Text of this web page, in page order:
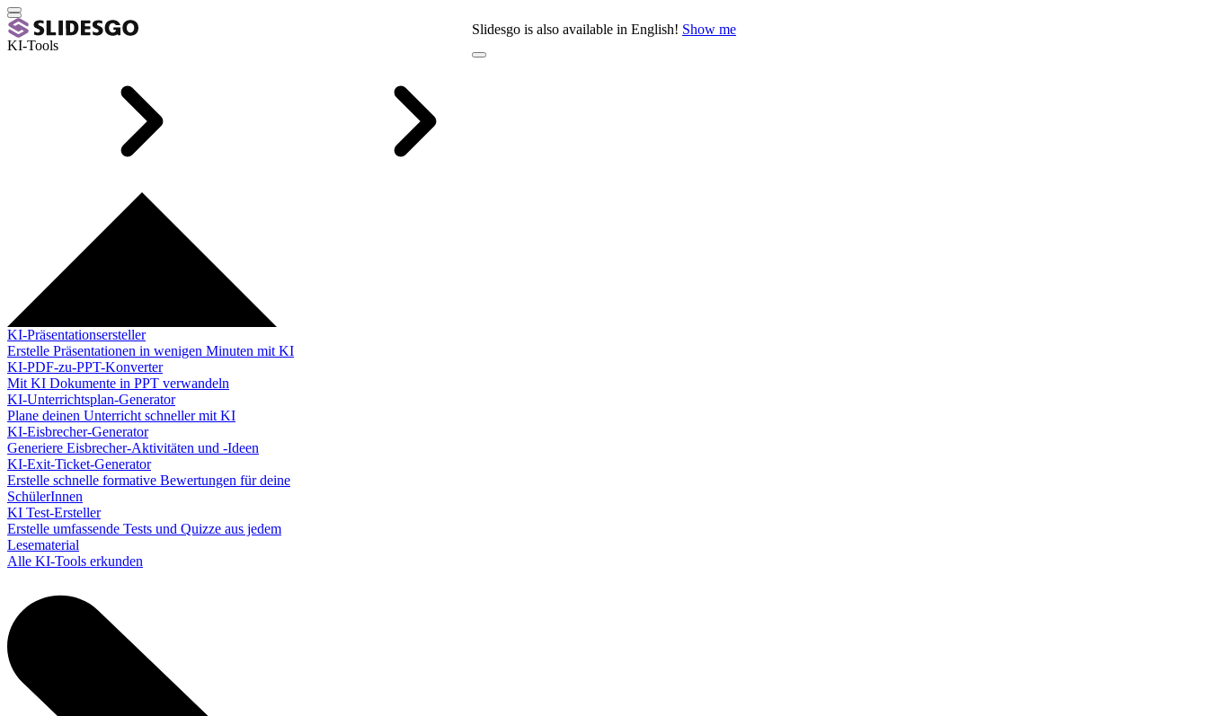
Slidesgo is also available in English! Show me
KI-Tools
KI-Präsentationsersteller
Erstelle Präsentationen in wenigen Minuten mit KI
KI-PDF-zu-PPT-Konverter
Mit KI Dokumente in PPT verwandeln
KI-Unterrichtsplan-Generator
Plane deinen Unterricht schneller mit KI
KI-Eisbrecher-Generator
Generiere Eisbrecher-Aktivitäten und -Ideen
KI-Exit-Ticket-Generator
Erstelle schnelle formative Bewertungen für deine
SchülerInnen
KI Test-Ersteller
Erstelle umfassende Tests und Quizze aus jedem
Lesematerial
Alle KI-Tools erkunden